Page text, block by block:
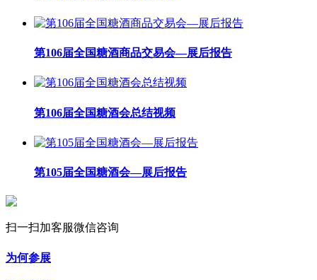
第106届全国糖酒商品交易会—展后报告
第106届全国糖酒会总结视频
第105届全国糖酒会—展后报告
扫一扫加客服微信咨询
为何参展